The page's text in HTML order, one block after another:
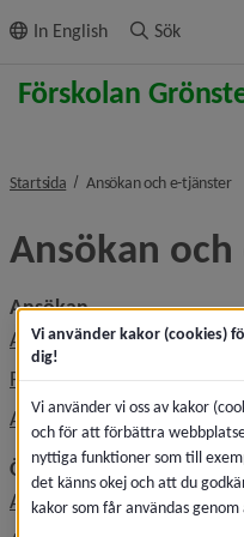
innehållet
In English Sök
Startsida Ansökan och e-tjänster
Ansökan
Ansökan
Ansöka om plats
Platserbjudande i förskola
Avsluta plats, säga upp
Övrigt
Anmäl frånvaro i förskolan
Vi använder kakor (cookies)
dig!
Vi använder vi oss av kakor
och för att förbättra
nyttiga funktioner som till
det känns okej och att du
kakor som får användas